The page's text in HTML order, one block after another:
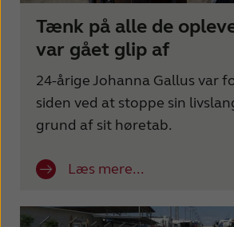
Tænk på alle de
var gået glip af
24-årige Johanna Gallus var
siden ved at stoppe sin
grund af sit høretab.
Læs mere...